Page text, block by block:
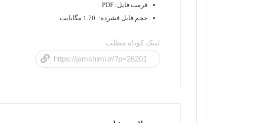
فرمت فایل: PDF
حجم فایل فشرده: 1.70 مگابایت
لینک کوتاه مطلب